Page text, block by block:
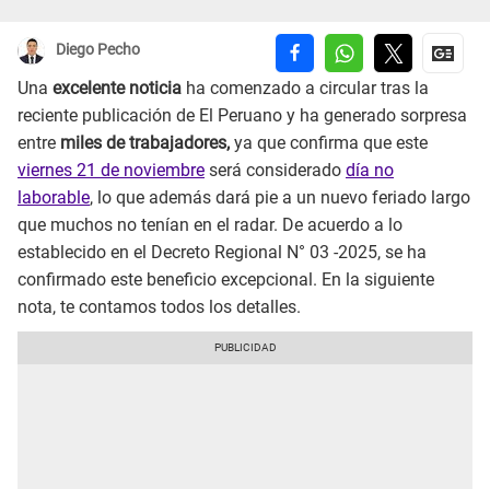
Diego Pecho
Una excelente noticia ha comenzado a circular tras la
reciente publicación de El Peruano y ha generado sorpresa
entre miles de trabajadores, ya que confirma que este
viernes 21 de noviembre será considerado día no
laborable, lo que además dará pie a un nuevo feriado largo
que muchos no tenían en el radar. De acuerdo a lo
establecido en el Decreto Regional N° 03 -2025, se ha
confirmado este beneficio excepcional. En la siguiente
nota, te contamos todos los detalles.